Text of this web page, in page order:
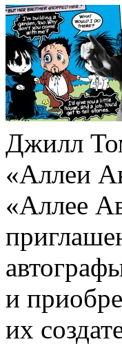
Джилл
«Аллеи
«Аллее
и
их